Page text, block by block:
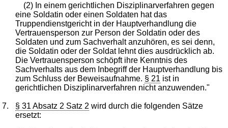
(2) In einem gerichtlichen Disziplinarverfahren gegen
eine Soldatin oder einen Soldaten hat das
Truppendienstgericht in der Hauptverhandlung die
Vertrauensperson zur Person der Soldatin oder des
Soldaten und zum Sachverhalt anzuhören, es sei denn,
die Soldatin oder der Soldat lehnt dies ausdrücklich ab.
Die Vertrauensperson schöpft ihre Kenntnis des
Sachverhalts aus dem Inbegriff der Hauptverhandlung bis
zum Schluss der Beweisaufnahme. § 21 ist in
gerichtlichen Disziplinarverfahren nicht anzuwenden."
7. § 31 Absatz 2 Satz 2 wird durch die folgenden Sätze
ersetzt: